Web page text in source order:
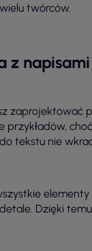
twórców.
z napisami
zaprojektować
tekstu nie
Dzięki